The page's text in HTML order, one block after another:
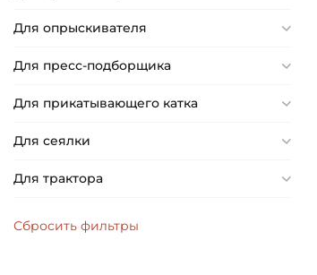
Для опрыскивателя
Для пресс-подборщика
Для прикатывающего катка
Для сеялки
Для трактора